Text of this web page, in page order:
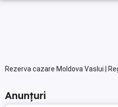
Rezerva cazare Moldova Vaslui |
Anunțuri